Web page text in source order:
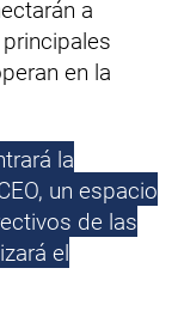
a
en la
la
un espacio
de las
el